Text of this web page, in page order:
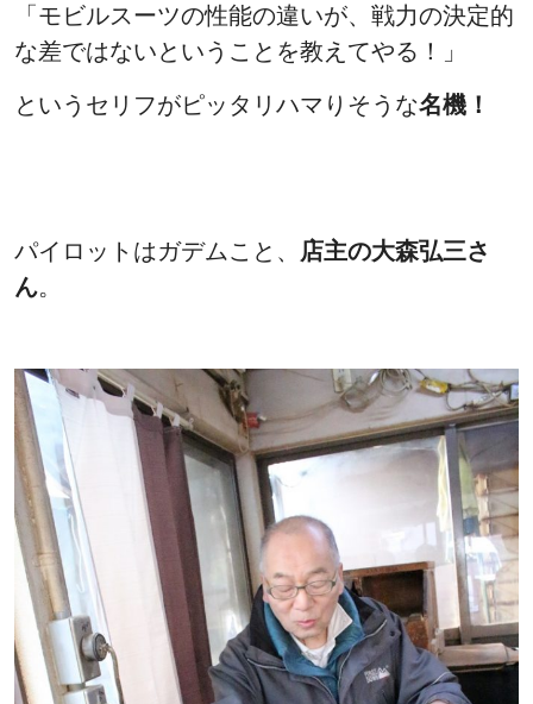
「モビルスーツの性能の違いが、戦力の決定的
な差ではないということを教えてやる！」
というセリフがピッタリハマりそうな名機！
パイロットはガデムこと、 店主の大森弘三さ
ん。